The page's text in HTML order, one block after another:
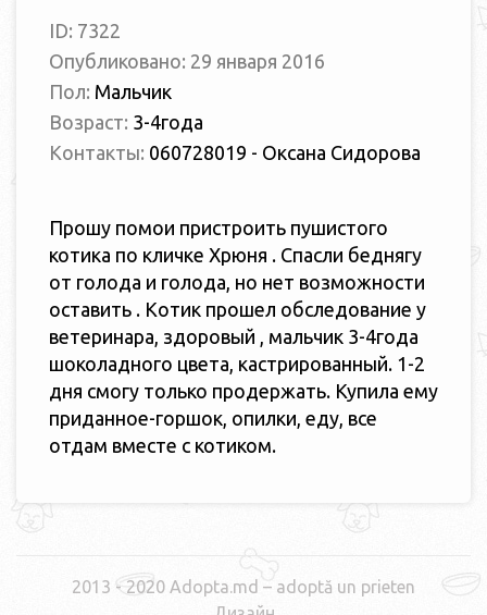
ID: 7322
Опубликовано: 29 января 2016
Пол: Мальчик
Возраст: 3-4года
Контакты: 060728019 - Оксана Сидорова
Прошу помои пристроить пушистого
котика по кличке Хрюня . Спасли беднягу
от голода и голода, но нет возможности
оставить . Котик прошел обследование у
ветеринара, здоровый , мальчик 3-4года
шоколадного цвета, кастрированный. 1-2
дня смогу только продержать. Купила ему
приданное-горшок, опилки, еду, все
отдам вместе с котиком.
2013 - 2020 Adopta.md – adoptă un prieten